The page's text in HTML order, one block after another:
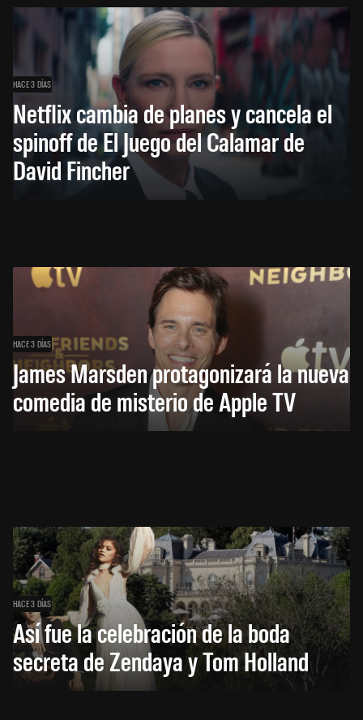
HACE 3 DÍAS
Netflix cambia de planes y cancela el
spinoff de El Juego del Calamar de
David Fincher
HACE 3 DÍAS
James Marsden protagonizará la nueva
comedia de misterio de Apple TV
HACE 3 DÍAS
Así fue la celebración de la boda
secreta de Zendaya y Tom Holland